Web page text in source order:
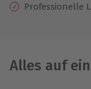
Professionelle
Alles auf